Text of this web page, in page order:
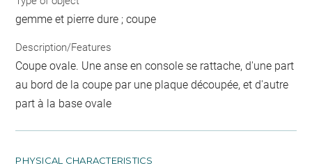
gemme et pierre dure ; coupe
Description/Features
Coupe ovale. Une anse en console se rattache, d'une part
au bord de la coupe par une plaque découpée, et d'autre
part à la base ovale
PHYSICAL CHARACTERISTICS